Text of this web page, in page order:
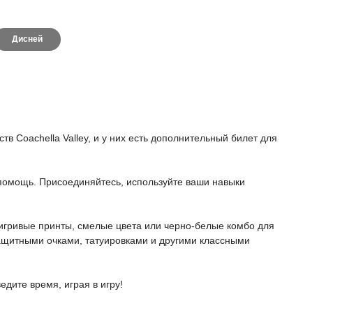
Дисней
Coachella Valley, и у них есть дополнительный билет для
Присоединяйтесь, используйте ваши навыки
принты, смелые цвета или черно-белые комбо для
очками, татуировками и другими классными
время, играя в игру!